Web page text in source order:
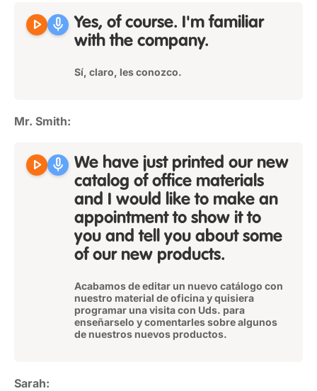
play_arrow mic Yes, of course. I'm familiar
with the company.
Sí, claro, les conozco.
Mr. Smith:
play_arrow mic We have just printed our new
catalog of office materials
and I would like to make an
appointment to show it to
you and tell you about some
of our new products.
Acabamos de editar un nuevo catálogo con
nuestro material de oficina y quisiera
programar una visita con Uds. para
enseñarselo y comentarles sobre algunos
de nuestros nuevos productos.
Sarah: